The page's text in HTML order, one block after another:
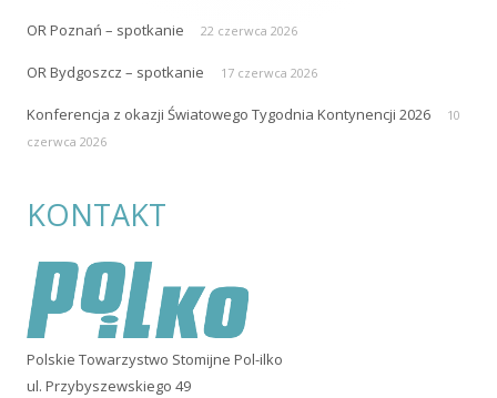
OR Poznań – spotkanie 22 czerwca 2026
OR Bydgoszcz – spotkanie 17 czerwca 2026
Konferencja z okazji Światowego Tygodnia Kontynencji 2026
10
czerwca 2026
KONTAKT
Polskie Towarzystwo Stomijne Pol-ilko
ul. Przybyszewskiego 49